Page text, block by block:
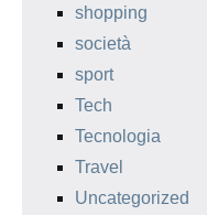
shopping
società
sport
Tech
Tecnologia
Travel
Uncategorized